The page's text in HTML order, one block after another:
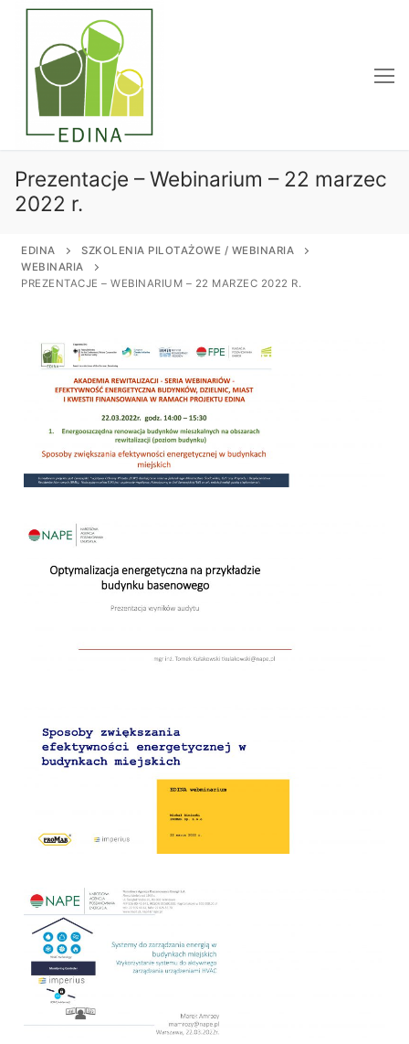
Przejdź
Prezentacje – Webinarium – 22 marzec
2022 r.
EDINA
SZKOLENIA PILOTAŻOWE / WEBINARIA
WEBINARIA
PREZENTACJE – WEBINARIUM – 22 MARZEC 2022 R.